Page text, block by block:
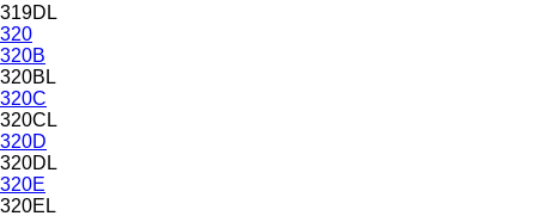
319DL
320
320B
320BL
320C
320CL
320D
320DL
320E
320EL